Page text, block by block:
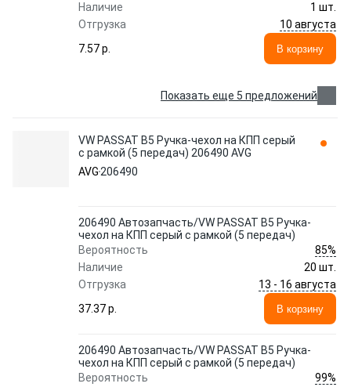
Наличие
1 шт.
Отгрузка
10 августа
7.57 p.
В корзину
Показать еще 5 предложений
VW PASSAT B5 Ручка-чехол на КПП серый
с рамкой (5 передач) 206490 AVG
AVG 206490
206490 Автозапчасть/VW PASSAT B5 Ручка-
чехол на КПП серый с рамкой (5 передач)
Вероятность
85%
Наличие
20 шт.
Отгрузка
13 - 16 августа
37.37 p.
В корзину
206490 Автозапчасть/VW PASSAT B5 Ручка-
чехол на КПП серый с рамкой (5 передач)
Вероятность
99%